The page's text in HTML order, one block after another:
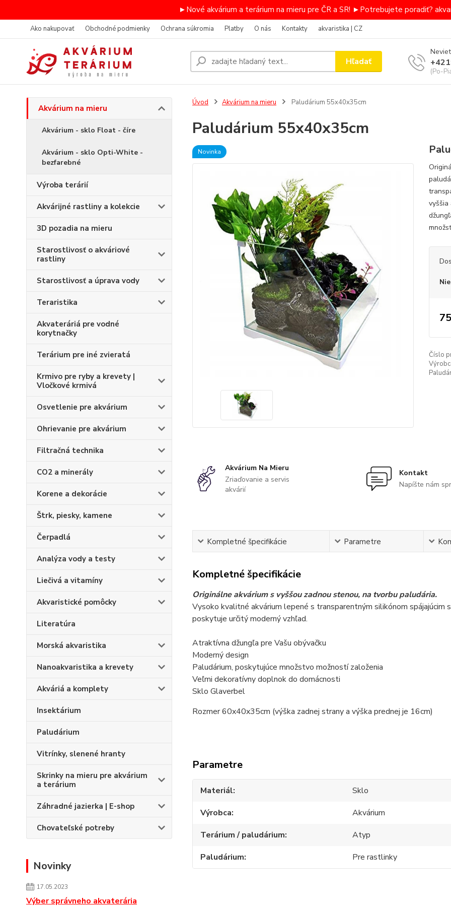
►Nové akvárium a terárium na mieru pre ČR a SR! ►Potrebujete poradiť?
Ako nakupovať Obchodné podmienky Ochrana súkromia Platby O nás Kontakty akvaristika | CZ
Hľadať
(Po-
Akvárium na mieru
Akvárium - sklo Float - číre
Akvárium - sklo Opti-White -
bezfarebné
Výroba terárií
Akvárijné rastliny a kolekcie
3D pozadia na mieru
Starostlivosť o akváriové
rastliny
Starostlivosť a úprava vody
Teraristika
Akvateráriá pre vodné
korytnačky
Terárium pre iné zvieratá
Krmivo pre ryby a krevety |
Vločkové krmivá
Osvetlenie pre akvárium
Ohrievanie pre akvárium
Filtračná technika
CO2 a minerály
Korene a dekorácie
Štrk, piesky, kamene
Čerpadlá
Analýza vody a testy
Liečivá a vitamíny
Akvaristické pomôcky
Literatúra
Morská akvaristika
Nanoakvaristika a krevety
Akváriá a komplety
Insektárium
Paludárium
Vitrínky, slenené hranty
Skrinky na mieru pre akvárium
a terárium
Záhradné jazierka | E-shop
Chovateľské potreby
Novinky
17.05.2023
Výber správneho akvaterária
Úvod Akvárium na mieru Paludárium 55x40x35cm
Paludárium 55x40x35cm
Novinka
vyššia
Číslo
Akvárium Na Mieru
Zriaďovanie a servis
akvárií
Kontakt
Napíšte nám
Kompletné špecifikácie Parametre
Kompletné špecifikácie
Originálne akvárium s vyššou zadnou stenou, na tvorbu paludária.
Vysoko kvalitné akvárium lepené s transparentným silikónom spájajúcim
poskytuje určitý moderný vzhľad.
Atraktívna džungľa pre Vašu obývačku
Moderný design
Paludárium, poskytujúce množstvo možností založenia
Veľmi dekoratívny doplnok do domácnosti
Sklo Glaverbel
Rozmer 60x40x35cm (výška zadnej strany a výška prednej je 16cm)
Parametre
Materiál
Sklo
Výrobca
Akvárium
Terárium / paludárium
Atyp
Paludárium
Pre rastlinky